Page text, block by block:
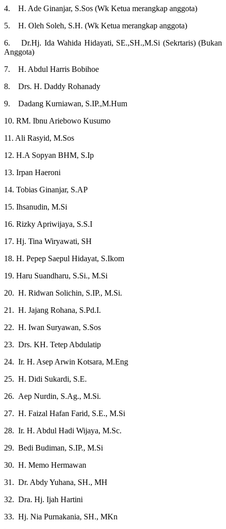
4. H. Ade Ginanjar, S.Sos (Wk Ketua merangkap anggota)
5. H. Oleh Soleh, S.H. (Wk Ketua merangkap anggota)
6. Dr.Hj. Ida Wahida Hidayati, SE.,SH.,M.Si (Sekrtaris) (Bukan
Anggota)
7. H. Abdul Harris Bobihoe
8. Drs. H. Daddy Rohanady
9. Dadang Kurniawan, S.IP.,M.Hum
10. RM. Ibnu Ariebowo Kusumo
11. Ali Rasyid, M.Sos
12. H.A Sopyan BHM, S.Ip
13. Irpan Haeroni
14. Tobias Ginanjar, S.AP
15. Ihsanudin, M.Si
16. Rizky Apriwijaya, S.S.I
17. Hj. Tina Wiryawati, SH
18. H. Pepep Saepul Hidayat, S.Ikom
19. Haru Suandharu, S.Si., M.Si
20. H. Ridwan Solichin, S.IP., M.Si.
21. H. Jajang Rohana, S.Pd.I.
22. H. Iwan Suryawan, S.Sos
23. Drs. KH. Tetep Abdulatip
24. Ir. H. Asep Arwin Kotsara, M.Eng
25. H. Didi Sukardi, S.E.
26. Aep Nurdin, S.Ag., M.Si.
27. H. Faizal Hafan Farid, S.E., M.Si
28. Ir. H. Abdul Hadi Wijaya, M.Sc.
29. Bedi Budiman, S.IP., M.Si
30. H. Memo Hermawan
31. Dr. Abdy Yuhana, SH., MH
32. Dra. Hj. Ijah Hartini
33. Hj. Nia Purnakania, SH., MKn